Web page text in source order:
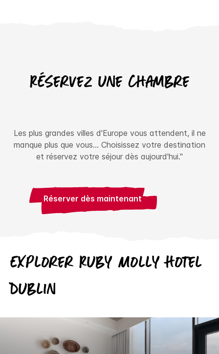
Réservez une chambre
Les plus grandes villes d'Europe vous attendent, il ne
manque plus que vous… Choisissez votre destination
et réservez votre séjour dès aujourd'hui."
Réserver dès maintenant
Explorer Ruby Molly Hotel
Dublin